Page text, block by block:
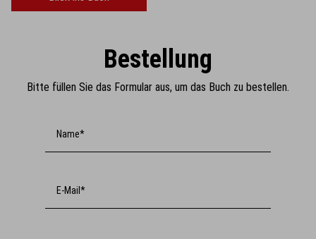
Bestellung
Bitte füllen Sie das Formular aus, um das Buch zu bestellen.
Name*
E-Mail*